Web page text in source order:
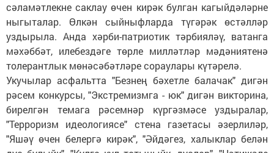
сәламәтлекне саклау өчен кирәк булган кагыйдәләрне
ныгыталар. Өлкән сыйныфларда түгәрәк өстәлләр
уздырыла. Анда хәрби-патриотик тәрбияләү, ватанга
мәхәббәт, илебездәге төрле милләтләр мәдәниятенә
толерантлык мөнәсәбәтләре сораулары күтәрелә.
Укучылар асфальтта "Безнең бәхетле балачак" дигән
рәсем конкурсы, "Экстремизмга - юк" дигән викторина,
бирелгән темага рәсемнәр күргәзмәсе уздыралар,
"Терроризм идеологиясе" стена газетасы әзерлиләр,
"Яшәү өчен белергә кирәк", "Әйдәгез, халыклар белән